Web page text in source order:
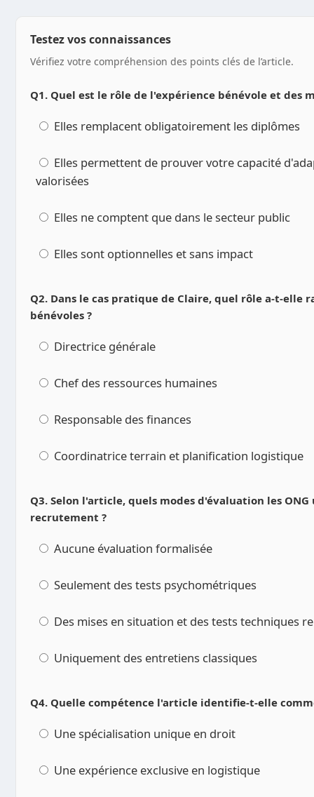
Testez vos connaissances
Vérifiez votre compréhension des points clés de l’article.
Q1. Quel est le rôle de l'expérience bénévole et des
Elles remplacent obligatoirement les diplômes
Elles permettent de prouver votre capacité
valorisées
Elles ne comptent que dans le secteur public
Elles sont optionnelles et sans impact
Q2. Dans le cas pratique de Claire, quel rôle a-t-elle
bénévoles ?
Directrice générale
Chef des ressources humaines
Responsable des finances
Coordinatrice terrain et planification logistique
Q3. Selon l'article, quels modes d'évaluation les
recrutement ?
Aucune évaluation formalisée
Seulement des tests psychométriques
Des mises en situation et des tests techniques
Uniquement des entretiens classiques
Q4. Quelle compétence l'article identifie-t-elle
Une spécialisation unique en droit
Une expérience exclusive en logistique